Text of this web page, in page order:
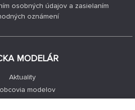
osobných údajov a zasielaním
oznámení
MODELÁR
Aktuality
modelov